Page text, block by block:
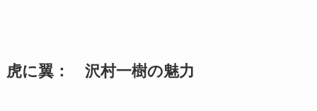
虎に翼： 沢村一樹の魅力